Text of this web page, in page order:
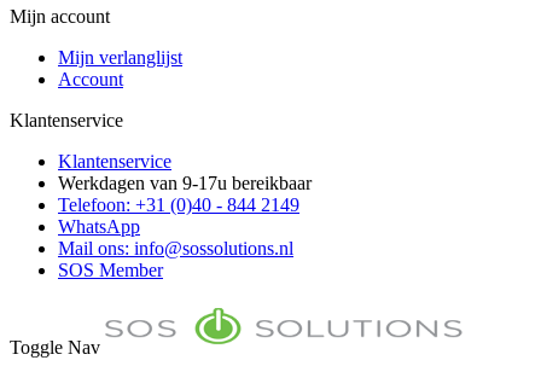
Mijn account
Mijn verlanglijst
Account
Klantenservice
Klantenservice
Werkdagen van 9-17u bereikbaar
Telefoon: +31 (0)40 - 844 2149
WhatsApp
Mail ons: info@sossolutions.nl
SOS Member
Toggle Nav